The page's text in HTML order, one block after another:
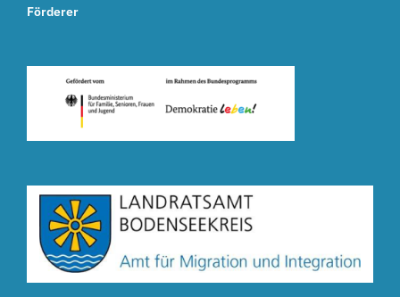
Förderer